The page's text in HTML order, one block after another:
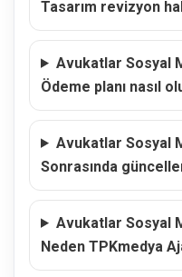
Tasarım revizyon
Avukatlar Sosyal
Ödeme planı nasıl
Avukatlar Sosyal
Sonrasında
Avukatlar Sosyal
Neden TPKmedya